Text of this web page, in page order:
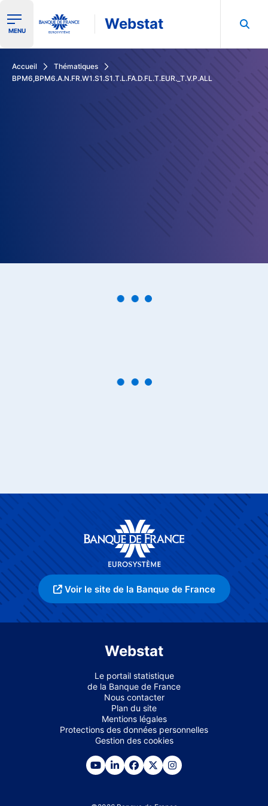
Ouvrir le menu de navigation
MENU Webstat
Accueil
Thématiques
BPM6,BPM6.A.N.FR.W1.S1.S1.T.L.FA.D.FL.T.EUR._T.V.P.ALL
Voir le site de la Banque de France
Webstat
Le portail statistique
de la Banque de France
Nous contacter
Plan du site
Mentions légales
Protections des données personnelles
Gestion des cookies